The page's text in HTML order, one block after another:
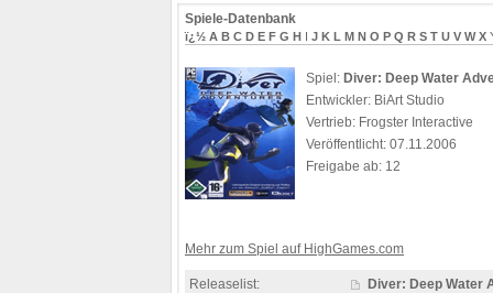
Spiele-Datenbank
ï¿½ A B C D E F G H I J K L M N O P Q R S T U V W X
Spiel: Diver: Deep Water
Entwickler: BiArt Studio
Vertrieb: Frogster Interactive
Veröffentlicht: 07.11.2006
Freigabe ab: 12
Mehr zum Spiel auf HighGames.com
Releaselist: Diver: Deep Water